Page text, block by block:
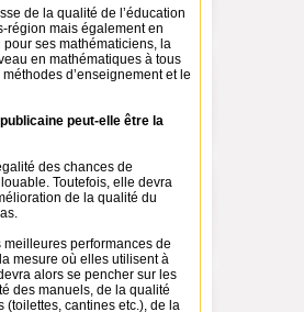
de la qualité de l’éducation
région mais également en
ses mathématiciens, la
en mathématiques à tous
d’enseignement et le
peut-elle être la
des chances de
Toutefois, elle devra
de la qualité du
meilleures performances de
mesure où elles utilisent à
alors se pencher sur les
des manuels, de la qualité
(toilettes, cantines etc.), de la